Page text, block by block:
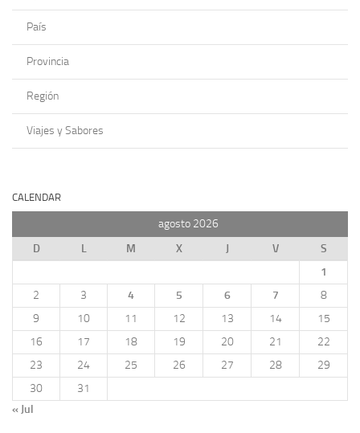
País
Provincia
Región
Viajes y Sabores
CALENDAR
agosto 2026
D
L M X J V
S
1
2
3 4 5 6 7
8
9
10 11 12 13 14
15
16
17 18 19 20 21
22
23
24 25 26 27 28
29
30
31
« Jul